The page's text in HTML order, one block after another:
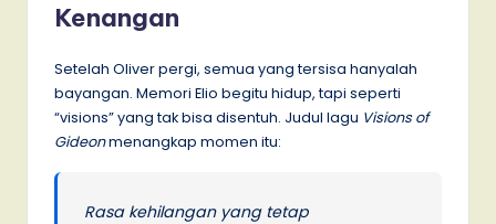
Kenangan
Setelah Oliver pergi, semua yang tersisa hanyalah
bayangan. Memori Elio begitu hidup, tapi seperti
“visions” yang tak bisa disentuh. Judul lagu Visions of
Gideonmenangkap momen itu:
Rasa kehilangan yang tetap